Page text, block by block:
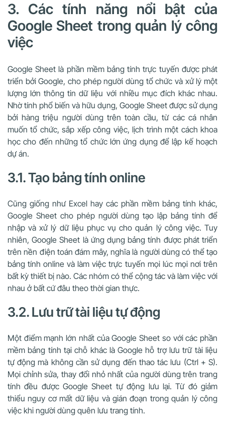
3. Các tính năng nổi bật của
Google Sheet trong quản lý công
việc
Google Sheet là phần mềm bảng tính trực tuyến được phát
triển bởi Google, cho phép người dùng tổ chức và xử lý một
lượng lớn thông tin dữ liệu với nhiều mục đích khác nhau.
Nhờ tính phổ biến và hữu dụng, Google Sheet được sử dụng
bởi hàng triệu người dùng trên toàn cầu, từ các cá nhân
muốn tổ chức, sắp xếp công việc, lịch trình một cách khoa
học cho đến những tổ chức lớn ứng dụng để lập kế hoạch
dự án.
3.1. Tạo bảng tính online
Cũng giống như Excel hay các phần mềm bảng tính khác,
Google Sheet cho phép người dùng tạo lập bảng tính để
nhập và xử lý dữ liệu phục vụ cho quản lý công việc. Tuy
nhiên, Google Sheet là ứng dụng bảng tính được phát triển
trên nền điện toán đám mây, nghĩa là người dùng có thể tạo
bảng tính online và làm việc trực tuyến mọi lúc mọi nơi trên
bất kỳ thiết bị nào. Các nhóm có thể cộng tác và làm việc với
nhau ở bất cứ đâu theo thời gian thực.
3.2. Lưu trữ tài liệu tự động
Một điểm mạnh lớn nhất của Google Sheet so với các phần
mềm bảng tính tại chỗ khác là Google hỗ trợ lưu trữ tài liệu
tự động mà không cần sử dụng đến thao tác lưu (Ctrl + S).
Mọi chỉnh sửa, thay đổi nhỏ nhất của người dùng trên trang
tính đều được Google Sheet tự động lưu lại. Từ đó giảm
thiểu nguy cơ mất dữ liệu và gián đoạn trong quản lý công
việc khi người dùng quên lưu trang tính.